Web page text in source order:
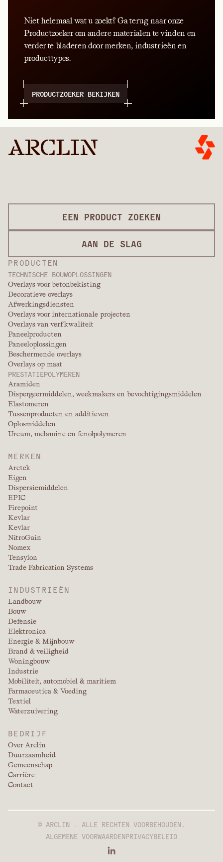
Niet helemaal wat u zoekt? Ga terug naar onze
Productzoeker om andere materialen te vinden en
verder te bladeren door merken, industrieën en
producttypes.
PRODUCTZOEKER BEKIJKEN
PRODUCTEN
TECHNISCHE BOUWOPLOSSINGEN
Overlays voor betonbekisting
Decoratieve overlays
Afwerkingsdiensten
Overlays voor internationale projecten
Overlays van verfkwaliteit
Paneelproducten
Paneeloplossingen
Beschermende overlays
Overlays op maat
PRESTATIEPOLYMEREN
Aramiden
Dispergeermiddelen, weekmakers en bevochtigingsmiddelen
Elastomeren
Tussenproducten en additieven
Oplosmiddelen
Ureum, melamine en fenolpolymeren
MERKEN
Arctek
Eigen
Dispersiemiddelen
EPIC
Firepoint
Kevlar
Kevlar
NitroGain
Nomex
Tensylon
Trade Fabrication Systems
INDUSTRIEËN
Landbouw
Bouw
Defensie
Elektronica
Energie & Mijnbouw
Brand & veiligheid
Woningbouw
Industrie
Mobiliteit, automobiel & maritiem
Farmaceutica & Voeding
Textiel
Waterzuivering
BEDRIJF
Over Arclin
Duurzaamheid
Gemeenschap
Carrière
Contact
EEN PRODUCT ZOEKEN
AAN DE SLAG
ALGEMENE VOORWAARDENPRIVACYBELEID
© ARCLIN . ALLE RECHTEN VOORBEHOUDEN.